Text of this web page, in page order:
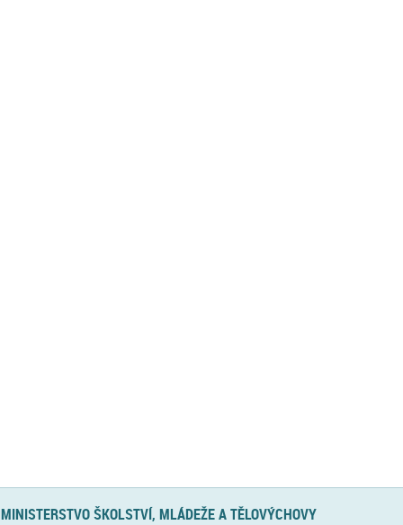
MINISTERSTVO ŠKOLSTVÍ, MLÁDEŽE A TĚLOVÝCHOVY